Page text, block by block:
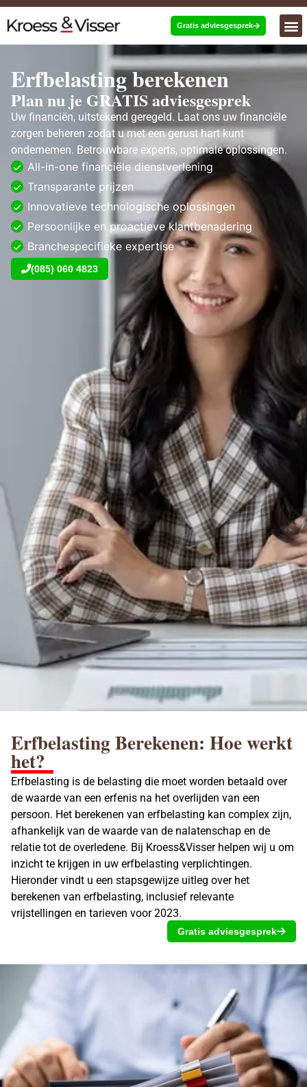
Gratis adviesgesprek
Erfbelasting berekenen
Plan nu je GRATIS adviesgesprek
Uw financiën, uitstekend geregeld. Laat ons uw financiële
zorgen beheren zodat u met een gerust hart kunt
ondernemen. Betrouwbare experts, optimale oplossingen.
All-in-one financiële dienstverlening
Transparante prijzen
Innovatieve technologische oplossingen
Persoonlijke en proactieve klantbenadering
Branchespecifieke expertise
(085) 060 4823
Erfbelasting Berekenen: Hoe werkt
het?
Erfbelasting is de belasting die moet worden betaald over
de waarde van een erfenis na het overlijden van een
persoon. Het berekenen van erfbelasting kan complex zijn,
afhankelijk van de waarde van de nalatenschap en de
relatie tot de overledene. Bij Kroess&Visser helpen wij u om
inzicht te krijgen in uw erfbelasting verplichtingen.
Hieronder vindt u een stapsgewijze uitleg over het
berekenen van erfbelasting, inclusief relevante
vrijstellingen en tarieven voor 2023.
Gratis adviesgesprek